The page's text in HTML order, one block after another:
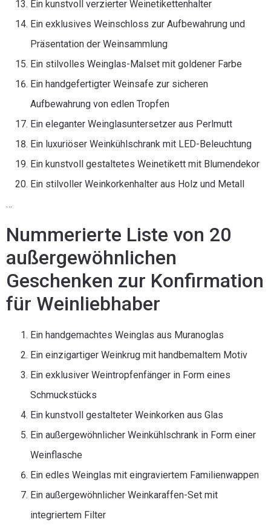
Ein kunstvoll verzierter Weinetikettenhalter
Ein exklusives Weinschloss zur Aufbewahrung und
Präsentation der Weinsammlung
Ein stilvolles Weinglas-Malset mit goldener Farbe
Ein handgefertigter Weinsafe zur sicheren
Aufbewahrung von edlen Tropfen
Ein eleganter Weinglasuntersetzer aus Perlmutt
Ein luxuriöser Weinkühlschrank mit LED-Beleuchtung
Ein kunstvoll gestaltetes Weinetikett mit Blumendekor
Ein stilvoller Weinkorkenhalter aus Holz und Metall
…
Nummerierte Liste von 20
außergewöhnlichen
Geschenken zur Konfirmation
für Weinliebhaber
Ein handgemachtes Weinglas aus Muranoglas
Ein einzigartiger Weinkrug mit handbemaltem Motiv
Ein exklusiver Weintropfenfänger in Form eines
Schmuckstücks
Ein kunstvoll gestalteter Weinkorken aus Glas
Ein außergewöhnlicher Weinkühlschrank in Form einer
Weinflasche
Ein edles Weinglas mit eingraviertem Familienwappen
Ein außergewöhnlicher Weinkaraffen-Set mit
integriertem Filter